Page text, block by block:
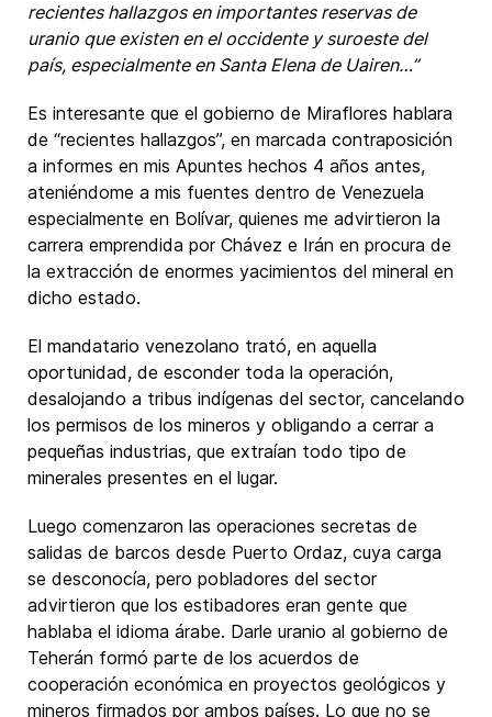
recientes hallazgos en importantes reservas de
uranio que existen en el occidente y suroeste del
país, especialmente en Santa Elena de Uairen…”
Es interesante que el gobierno de Miraflores hablara
de “recientes hallazgos”, en marcada contraposición
a informes en mis Apuntes hechos 4 años antes,
ateniéndome a mis fuentes dentro de Venezuela
especialmente en Bolívar, quienes me advirtieron la
carrera emprendida por Chávez e Irán en procura de
la extracción de enormes yacimientos del mineral en
dicho estado.
El mandatario venezolano trató, en aquella
oportunidad, de esconder toda la operación,
desalojando a tribus indígenas del sector, cancelando
los permisos de los mineros y obligando a cerrar a
pequeñas industrias, que extraían todo tipo de
minerales presentes en el lugar.
Luego comenzaron las operaciones secretas de
salidas de barcos desde Puerto Ordaz, cuya carga
se desconocía, pero pobladores del sector
advirtieron que los estibadores eran gente que
hablaba el idioma árabe. Darle uranio al gobierno de
Teherán formó parte de los acuerdos de
cooperación económica en proyectos geológicos y
mineros firmados por ambos países. Lo que no se